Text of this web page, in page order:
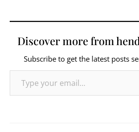
Discover more from
Subscribe to get the latest posts
Type your email…